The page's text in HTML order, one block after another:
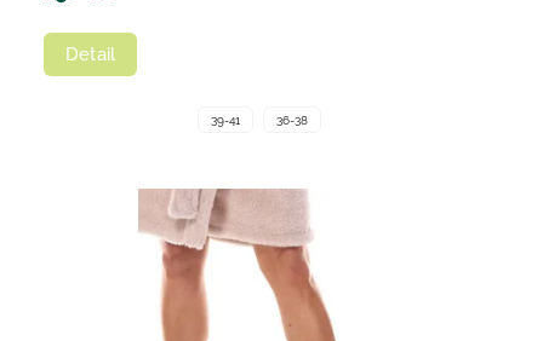
Detail
39-41 36-38